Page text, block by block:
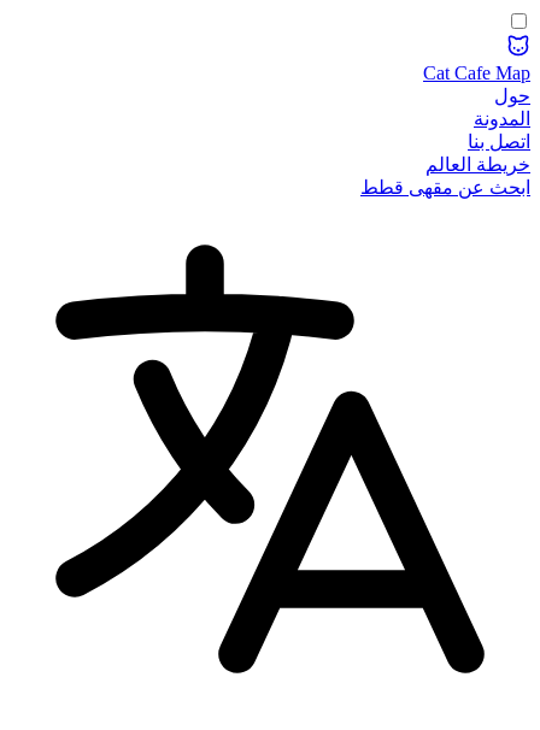
Cat Cafe Map
حول
المدونة
اتصل بنا
خريطة العالم
ابحث عن مقهى قطط